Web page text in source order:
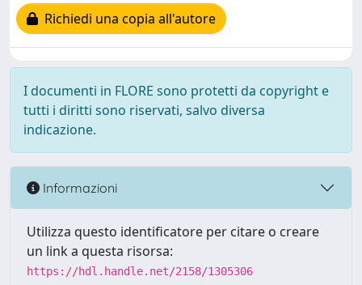
Richiedi una copia all'autore
I documenti in FLORE sono protetti da copyright e
tutti i diritti sono riservati, salvo diversa
indicazione.
Informazioni
Utilizza questo identificatore per citare o creare
un link a questa risorsa:
https://hdl.handle.net/2158/1305306